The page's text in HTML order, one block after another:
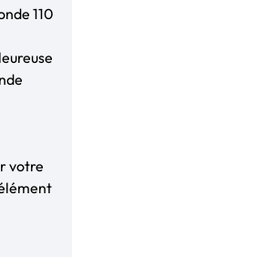
110
votre